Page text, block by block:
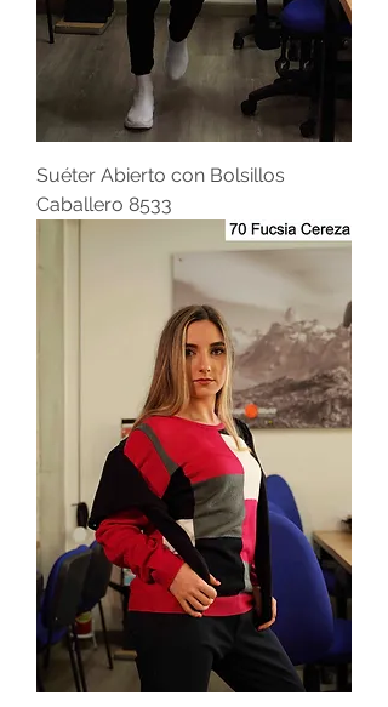
Suéter Abierto con Bolsillos
Caballero 8533